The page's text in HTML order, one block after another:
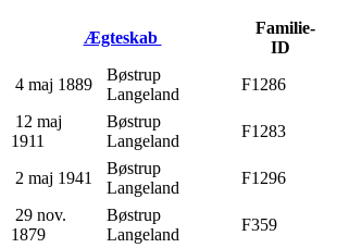
Ægteskab
Familie-
ID
4 maj 1889
Bøstrup
Langeland
F1286
12 maj
1911
Bøstrup
Langeland
F1283
2 maj 1941
Bøstrup
Langeland
F1296
29 nov.
1879
Bøstrup
Langeland
F359